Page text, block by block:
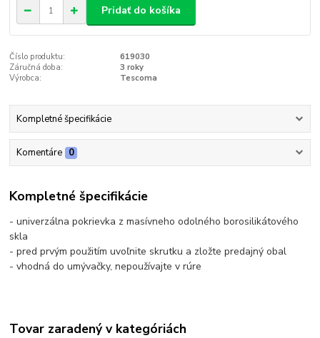
Pridať do košíka
Číslo produktu:
619030
Záručná doba:
3 roky
Výrobca:
Tescoma
Kompletné špecifikácie
Komentáre 0
Kompletné špecifikácie
- univerzálna pokrievka z masívneho odolného borosilikátového
skla
- pred prvým použitím uvoľnite skrutku a zložte predajný obal
- vhodná do umývačky, nepoužívajte v rúre
Tovar zaradený v kategóriách